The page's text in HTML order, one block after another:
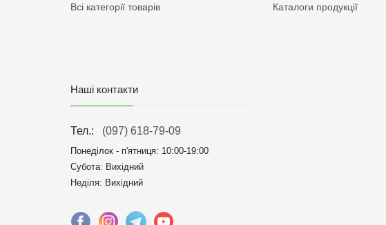
Всі категорії товарів Каталоги продукції
Наші контакти
Тел.: (097) 618-79-09
Понеділок - п'ятниця: 10:00-19:00
Субота: Вихідний
Неділя: Вихідний